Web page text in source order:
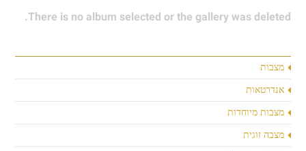
מצבות
אנדרטאות
מצבות מיוחדות
מצבה זוגית
There is no album selected or the gallery was deleted.